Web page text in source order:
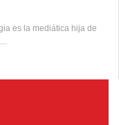
es la mediática hija de